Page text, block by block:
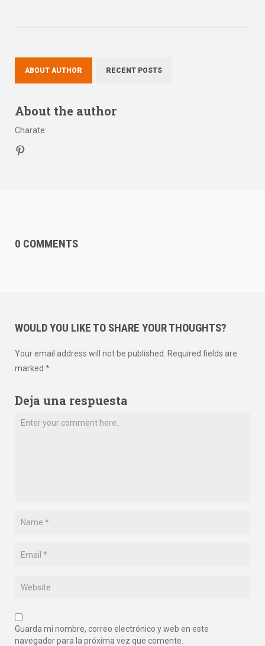
ABOUT AUTHOR RECENT POSTS
About the author
Charate:
0 COMMENTS
WOULD YOU LIKE TO SHARE YOUR THOUGHTS?
Your email address will not be published. Required fields are
marked *
Deja una respuesta
Guarda mi nombre, correo electrónico y web en este
navegador para la próxima vez que comente.